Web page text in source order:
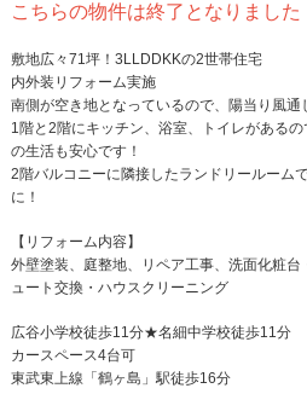
こちらの物件は終了となりました
敷地広々71坪！3LLDDKKの2世帯住宅
内外装リフォーム実施
南側が空き地となっているので、陽当り風通
1階と2階にキッチン、浴室、トイレがある
の生活も安心です！
2階バルコニーに隣接したランドリールーム
に！
【リフォーム内容】
外壁塗装、庭整地、リペア工事、洗面化粧
ュート交換・ハウスクリーニング
広谷小学校徒歩11分★名細中学校徒歩11分
カースペース4台可
東武東上線「鶴ヶ島」駅徒歩16分